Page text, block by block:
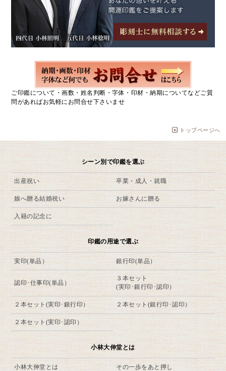
ご印鑑について・画数・姓名判断・字体・印材・納期についてなどご質
問があればお気軽にお問合せ下さいませ
トップページへ
シーン別で印鑑を選ぶ
出産祝い 卒業・成人・就職
娘へ贈る結婚祝い お嫁さんに贈る
入籍の記念に
印鑑の用途で選ぶ
実印(単品） 銀行印(単品）
認印･仕事印(単品）
３本セット
(実印･銀行印･認印）
２本セット(実印･銀行印） ２本セット(銀行印･認印）
２本セット(実印･認印）
小林大伸堂とは
小林大伸堂とは その一歩をあと押し